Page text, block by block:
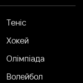
Теніс
Хокей
Олімпіада
Волейбол